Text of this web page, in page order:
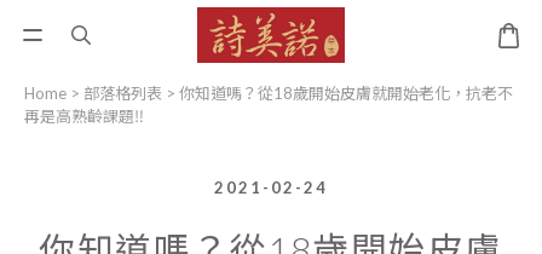
Home > 部落格列表 > 你知道嗎？從18歲開始皮膚就開始老化，抗老不
再是高熟齡課題‼
2021-02-24